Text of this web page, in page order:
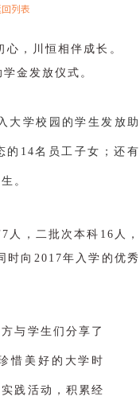
列表
，川恒相伴成长。
金发放仪式。
大学校园的学生发放助
的14名员工子女；还有
。
人 ，二批次本科 16人
，
时向2017年入学的优秀
与学生们分享了
惜美好的大学时
践活动，积累经